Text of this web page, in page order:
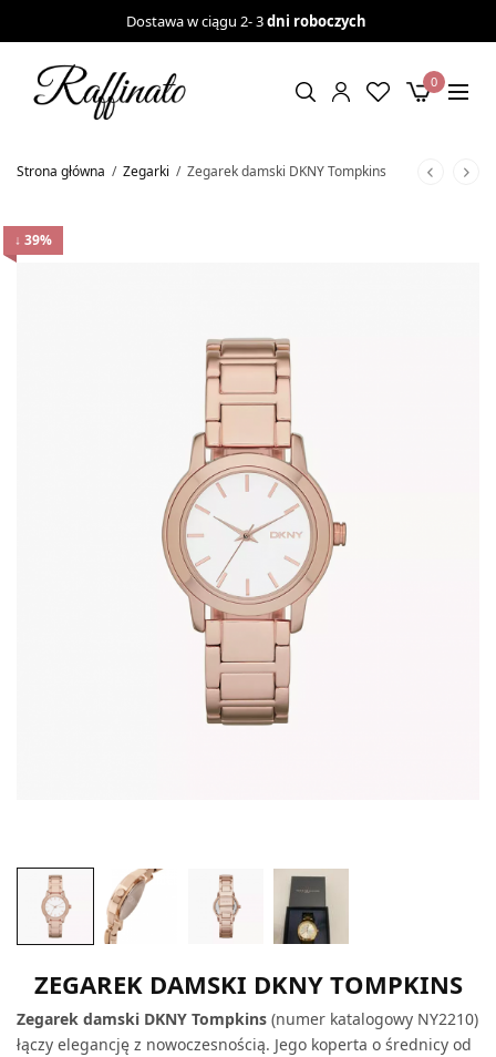
Dostawa w ciągu 2- 3dni roboczych
0
Strona główna / Zegarki / Zegarek damski DKNY Tompkins
↓ 39%
ZEGAREK DAMSKI DKNY TOMPKINS
Zegarek damski DKNY Tompkins (numer katalogowy NY2210)
łączy elegancję z nowoczesnością. Jego koperta o średnicy od